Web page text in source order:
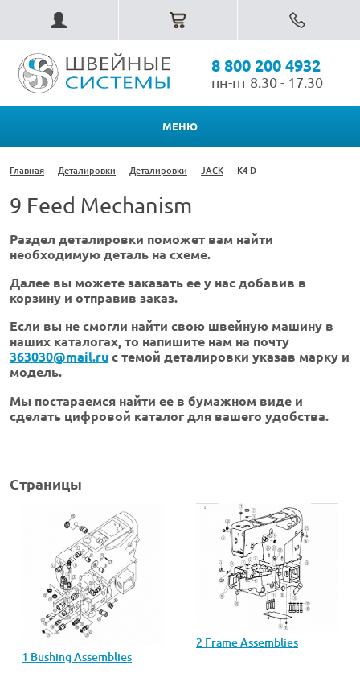
8 800 200 4932
пн-пт 8.30 - 17.30
МЕНЮ
Главная - Деталировки - Деталировки - JACK - K4-D
9 Feed Mechanism
Раздел деталировки поможет вам найти
необходимую деталь на схеме.
Далее вы можете заказать ее у нас добавив в
корзину и отправив заказ.
Если вы не смогли найти свою швейную машину в
наших каталогах, то напишите нам на почту
363030@mail.ru с темой деталировки указав марку и
модель.
Мы постараемся найти ее в бумажном виде и
сделать цифровой каталог для вашего удобства.
Страницы
1 Bushing Assemblies
2 Frame Assemblies